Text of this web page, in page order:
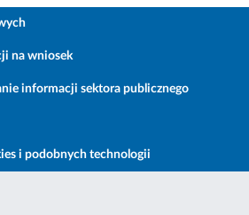
na wniosek
informacji sektora publicznego
i podobnych technologii